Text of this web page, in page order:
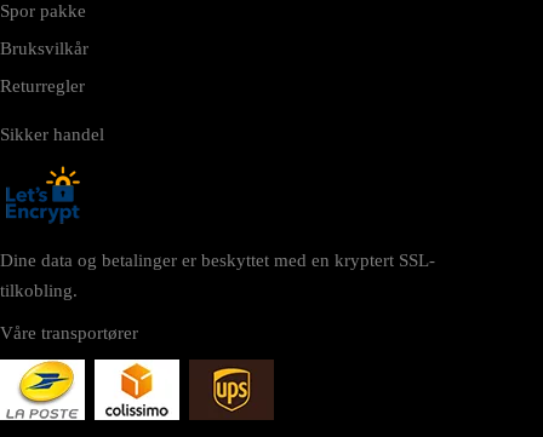
Spor pakke
Bruksvilkår
Returregler
Sikker handel
Dine data og betalinger er beskyttet med en kryptert SSL-
tilkobling.
Våre transportører